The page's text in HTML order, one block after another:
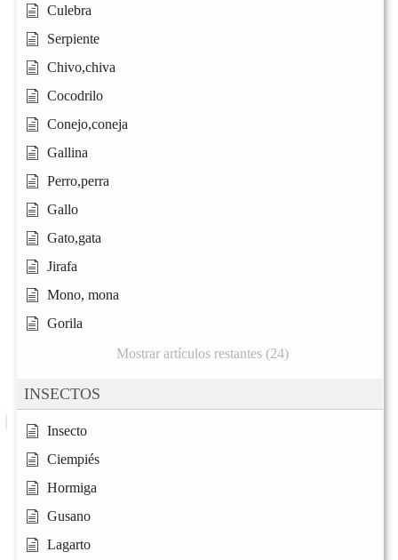
Culebra
Serpiente
Chivo,chiva
Cocodrilo
Conejo,coneja
Gallina
Perro,perra
Gallo
Gato,gata
Jirafa
Mono, mona
Gorila
Mostrar artículos restantes (24)
INSECTOS
Insecto
Ciempiés
Hormiga
Gusano
Lagarto